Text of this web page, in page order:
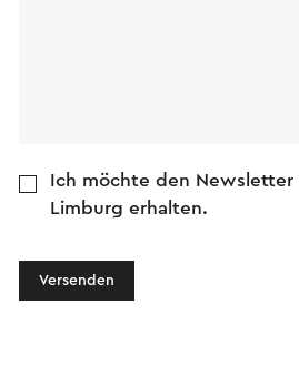
Ich möchte den Newsletter
Limburg erhalten.
Versenden